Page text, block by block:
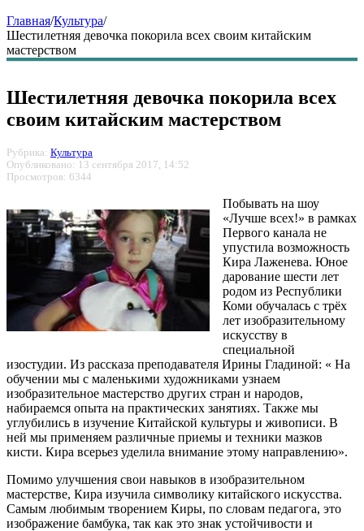
Главная/Культура/
Шестилетняя девочка покорила всех своим китайским
мастерством
Шестилетняя девочка покорила всех
своим китайским мастерством
Рубрика: Культура
Опубликовано: 13 сентября 2017, 14:52
Просмотров: 6344
Побывать на шоу
«Лучше всех!» в рамках
Первого канала не
упустила возможность
Кира Лаженева. Юное
дарование шести лет
родом из Республики
Коми обучалась с трёх
лет изобразительному
искусству в
специальной
изостудии. Из рассказа преподавателя Ирины Гладиной: « На
обучении мы с маленькими художниками узнаем
изобразительное мастерство других стран и народов,
набираемся опыта на практических занятиях. Также мы
углубились в изучение Китайской культуры и живописи. В
ней мы применяем различные приемы и техники мазков
кисти. Кира всерьез уделила внимание этому направлению».
Помимо улучшения свои навыков в изобразительном
мастерстве, Кира изучила символику китайского искусства.
Самым любимым творением Киры, по словам педагога, это
изображение бамбука, так как это знак устойчивости и